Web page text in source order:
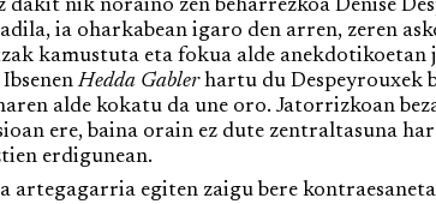
nik noraino zen beharrezkoa Denise
ia oharkabean igaro den arren, zeren
kamustuta eta fokua alde anekdotikoetan
Hedda Gablerhartu du Despeyrouxek
alde kokatu da une oro. Jatorrizkoan
ere, baina orain ez dute zentraltasuna
erdigunean.
egiten zaigu bere